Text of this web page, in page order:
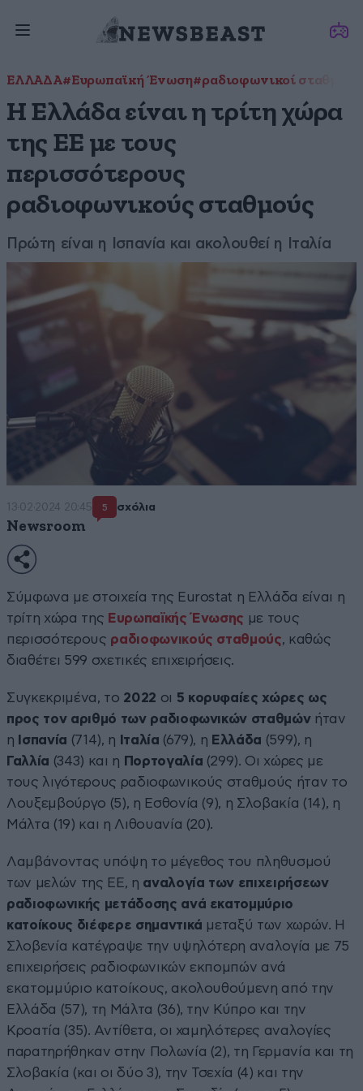
ΕΛΛΑΔΑ#Ευρωπαϊκή Ένωση#ραδιοφωνικοί σταθμοί
Η Ελλάδα είναι η τρίτη χώρα
της ΕΕ με τους
περισσότερους
ραδιοφωνικούς σταθμούς
Πρώτη είναι η Ισπανία και ακολουθεί η Ιταλία
13·02·2024 20:45 5 σχόλια
Newsroom
Σύμφωνα με στοιχεία της Εurostat η Ελλάδα είναι η
τρίτη χώρα της Ευρωπαϊκής Ένωσης με τους
περισσότερους ραδιοφωνικούς σταθμούς, καθώς
διαθέτει 599 σχετικές επιχειρήσεις.
Συγκεκριμένα, το 2022 οι 5 κορυφαίες χώρες ως
προς τον αριθμό των ραδιοφωνικών σταθμώνήταν
η
Ισπανία (714), η Ιταλία (679), η Ελλάδα (599), η
Γαλλία (343) και η Πορτογαλία (299). Οι χώρες με
τους λιγότερους ραδιοφωνικούς σταθμούς ήταν το
Λουξεμβούργο (5), η Εσθονία (9), η Σλοβακία (14), η
Μάλτα (19) και η Λιθουανία (20).
Λαμβάνοντας υπόψη το μέγεθος του πληθυσμού
των μελών της ΕΕ, η αναλογία των επιχειρήσεων
ραδιοφωνικής μετάδοσης ανά εκατομμύριο
κατοίκους διέφερε σημαντικά μεταξύ των χωρών. Η
Σλοβενία κατέγραψε την υψηλότερη αναλογία με 75
επιχειρήσεις ραδιοφωνικών εκπομπών ανά
εκατομμύριο κατοίκους, ακολουθούμενη από την
Ελλάδα (57), τη Μάλτα (36), την Κύπρο και την
Κροατία (35). Αντίθετα, οι χαμηλότερες αναλογίες
παρατηρήθηκαν στην Πολωνία (2), τη Γερμανία και τη
Σλοβακία (και οι δύο 3), την Τσεχία (4) και την